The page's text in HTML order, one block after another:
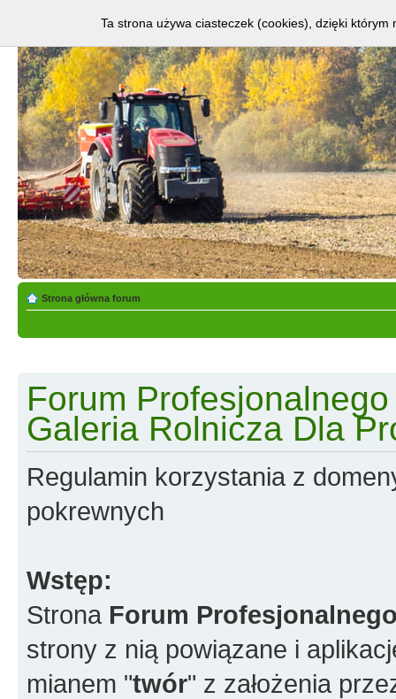
Strona główna forum
Forum
Galeria Rolnicza Dla
Regulamin korzystania z
pokrewnych
Wstęp:
Strona Forum
strony z nią powiązane i
mianem "twór" z założenia
Ta strona używa ciasteczek (cookies), dzięki którym